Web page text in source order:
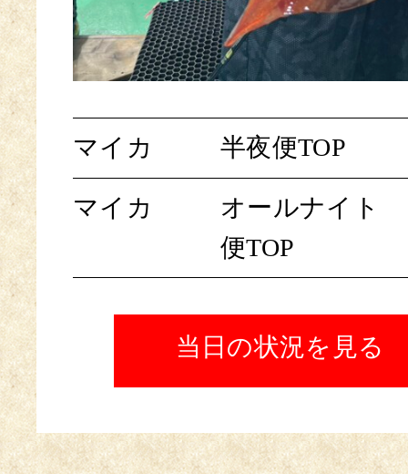
マイカ 半夜便TOP
マイカ
オールナイト
便TOP
当日の状況を見る